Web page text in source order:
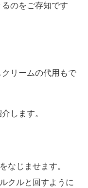
のをご存知です
リームの代用もで
します。
なじませます。
クルと回すように